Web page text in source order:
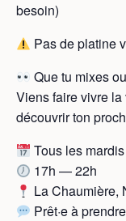
besoin)
Pas de platine
Que tu mixes
Viens faire vivre
découvrir ton
Tous les mardis
17h — 22h
La Chaumière,
Prêt·e à